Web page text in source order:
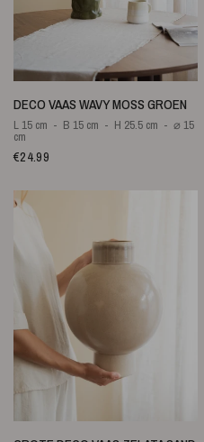
QUICK VIEW
DECO VAAS WAVY MOSS GROEN
L 15 cm B 15 cm H 25.5 cm ⌀ 15
cm
€24.99
QUICK VIEW